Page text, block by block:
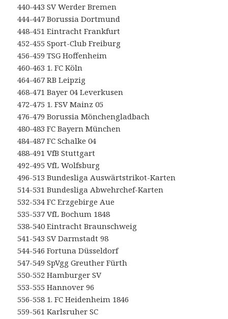
440-443 SV Werder Bremen
444-447 Borussia Dortmund
448-451 Eintracht Frankfurt
452-455 Sport-Club Freiburg
456-459 TSG Hoffenheim
460-463 1. FC Köln
464-467 RB Leipzig
468-471 Bayer 04 Leverkusen
472-475 1. FSV Mainz 05
476-479 Borussia Mönchengladbach
480-483 FC Bayern München
484-487 FC Schalke 04
488-491 VfB Stuttgart
492-495 VfL Wolfsburg
496-513 Bundesliga Auswärtstrikot-Karten
514-531 Bundesliga Abwehrchef-Karten
532-534 FC Erzgebirge Aue
535-537 VfL Bochum 1848
538-540 Eintracht Braunschweig
541-543 SV Darmstadt 98
544-546 Fortuna Düsseldorf
547-549 SpVgg Greuther Fürth
550-552 Hamburger SV
553-555 Hannover 96
556-558 1. FC Heidenheim 1846
559-561 Karlsruher SC